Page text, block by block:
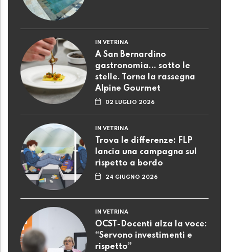
IN VETRINA
A San Bernardino
gastronomia... sotto le
stelle. Torna la rassegna
Alpine Gourmet
02 LUGLIO 2026
IN VETRINA
Trova le differenze: FLP
lancia una campagna sul
rispetto a bordo
24 GIUGNO 2026
IN VETRINA
OCST-Docenti alza la voce:
“Servono investimenti e
rispetto”